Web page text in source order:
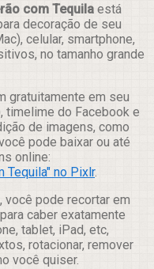
com Tequila está
decoração de seu
celular, smartphone,
no tamanho grande
gratuitamente em seu
timelime do Facebook e
de imagens, como
pode baixar ou até
online:
Tequila" no Pixlr.
pode recortar em
caber exatamente
tablet, iPad, etc,
rotacionar, remover
você quiser.